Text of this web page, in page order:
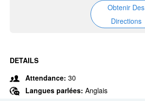
Obtenir Des
Directions
DETAILS
Attendance: 30
Langues parlées: Anglais